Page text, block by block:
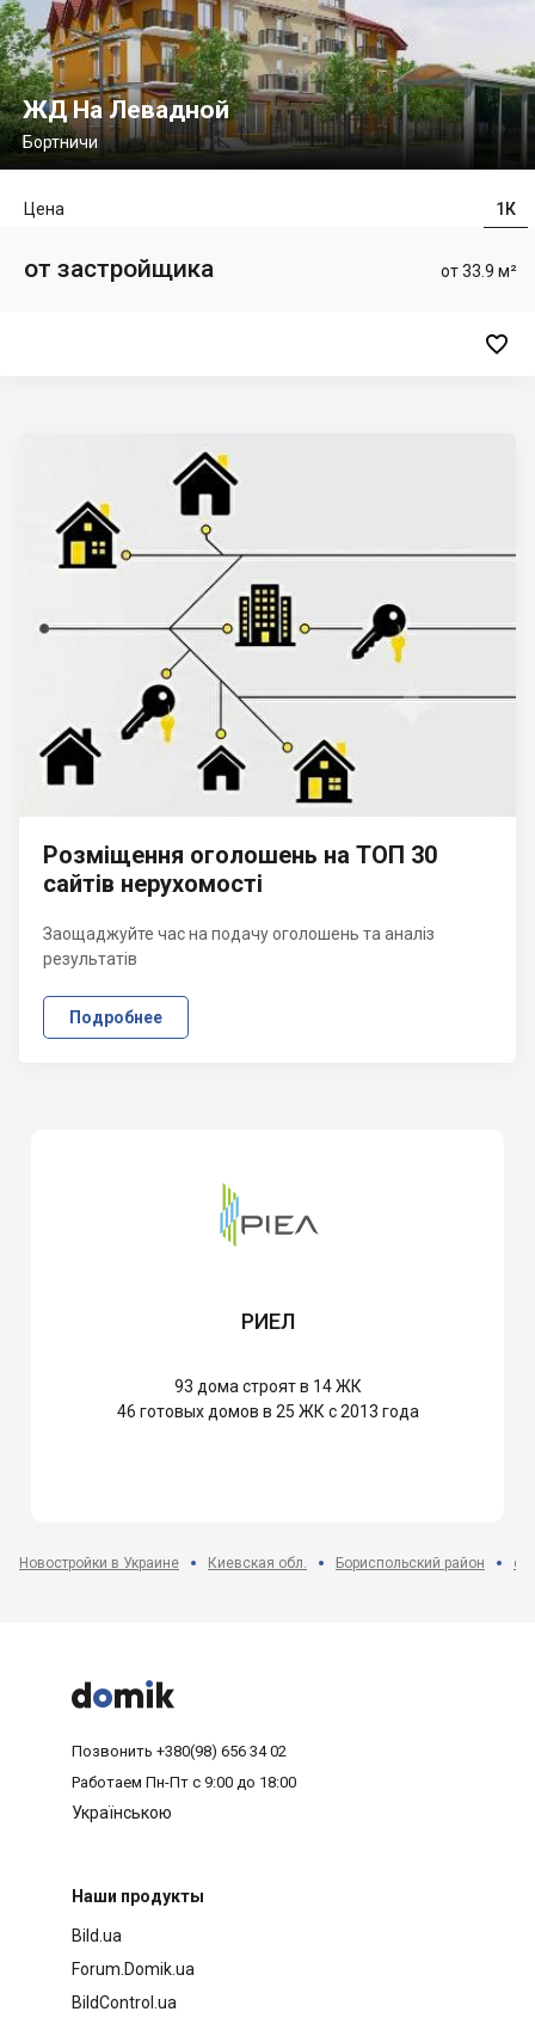
ЖД На Левадной
Бортничи
1К
Цена
от 33.9 м²
от застройщика

Розміщення оголошень на ТОП 30
сайтів нерухомості
Заощаджуйте час на подачу оголошень та аналіз
результатів
Подробнее
РИЕЛ
93 дома строят в 14 ЖК
46 готовых домов в 25 ЖК с 2013 года
Новостройки в Украине Киевская обл. Бориспольский район с.



Позвонить +380(98) 656 34 02
Работаем Пн-Пт с 9:00 до 18:00
Українською
Наши продукты
Bild.ua
Forum.Domik.ua
BildControl.ua